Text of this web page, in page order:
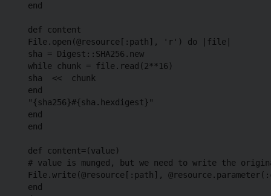
  end
  def content
  File.open(@resource[:path], 'r') do |file|
  sha = Digest::SHA256.new
  while chunk = file.read(2**16)
  sha  <<  chunk
  end
  "{sha256}#{sha.hexdigest}"
  end
  end
  def content=(value)
# value is munged, but we need to write the
File.write(@resource[:path],
  end